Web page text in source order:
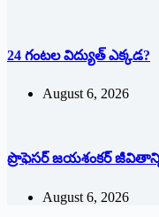
24 గంటల విద్యుత్ ఎక్కడ?
August 6, 2026
ప్రొఫెసర్ జయశంకర్
August 6, 2026